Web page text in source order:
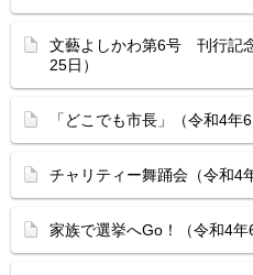
文藝よしかわ第6号 刊行記
25日）
「どこでも市長」（令和4年6
チャリティー舞踊会（令和4
家族で選挙へGo！（令和4年